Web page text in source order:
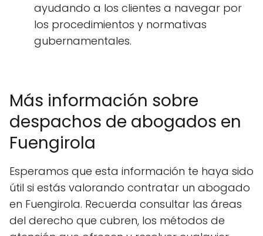
ayudando a los clientes a navegar por
los procedimientos y normativas
gubernamentales.
Más información sobre
despachos de abogados en
Fuengirola
Esperamos que esta información te haya sido
útil si estás valorando contratar un abogado
en Fuengirola. Recuerda consultar las áreas
del derecho que cubren, los métodos de